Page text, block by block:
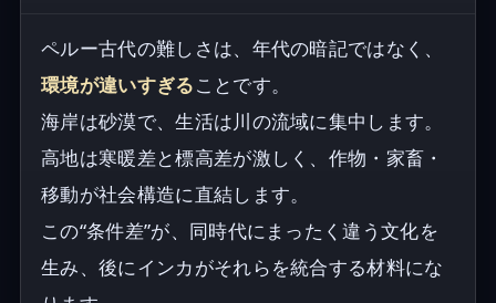
ペルー古代の難しさは、年代の暗記ではなく、
環境が違いすぎることです。
海岸は砂漠で、生活は川の流域に集中します。
高地は寒暖差と標高差が激しく、作物・家畜・
移動が社会構造に直結します。
この“条件差”が、同時代にまったく違う文化を
生み、後にインカがそれらを統合する材料にな